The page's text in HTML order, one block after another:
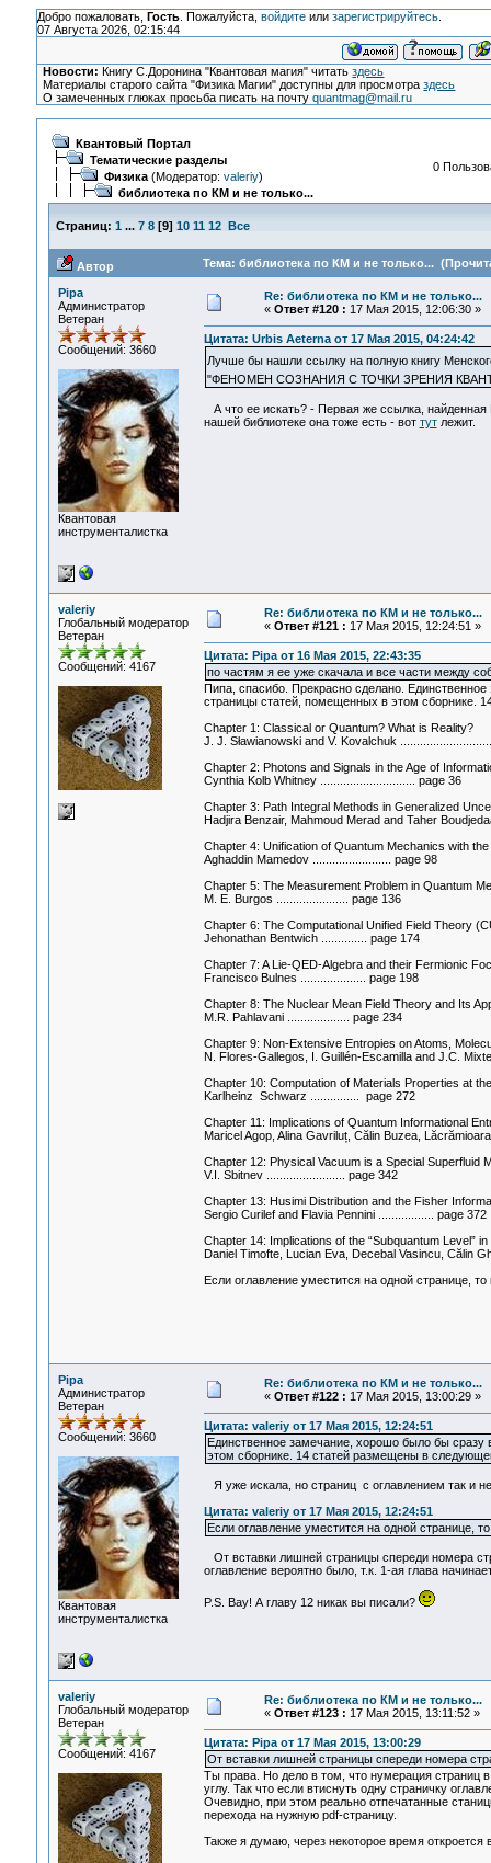
Добро пожаловать, Гость. Пожалуйста, войдитеили зарегистрируйтесь.
07 Августа 2026, 02:15:44
Новости: Книгу С.Доронина "Квантовая магия" читатьздесь
Материалы старого сайта "Физика Магии" доступны для просмотраздесь
О замеченных глюках просьба писать на почтуquantmag@mail.ru
Квантовый Портал
Тематические разделы
Физика(Модератор: valeriy)
библиотека по КМ и не только...
0
Страниц: 1 ... 7 8[9] 10 11 12 Все
Автор Тема: библиотека по КМ и не только...
Pipa
Администратор
Ветеран
Сообщений: 3660
Квантовая
инструменталистка
Re: библиотека по КМ и не только...
« Ответ #120 : 17 Мая 2015, 12:06:30 »
Цитата: Urbis Aeterna от 17 Мая 2015, 04:24:42
Лучше бы нашли ссылку на полную книгу
"ФЕНОМЕН СОЗНАНИЯ С ТОЧКИ ЗРЕНИЯ
А что ее искать? - Первая же ссылка, найденная
нашей библиотеке она тоже есть - вот тутлежит.
valeriy
Глобальный модератор
Ветеран
Сообщений: 4167
Re: библиотека по КМ и не только...
« Ответ #121 : 17 Мая 2015, 12:24:51 »
Цитата: Pipa от 16 Мая 2015, 22:43:35
по частям я ее уже скачала и все части между
Пипа, спасибо. Прекрасно сделано.
страницы статей, помещенных в этом сборнике.
Chapter 1: Classical or Quantum? What is Reality?
J. J. Sławianowski and V. Kovalchuk
Chapter 2: Photons and Signals in the Age of
Cynthia Kolb Whitney ............................. page 36
Chapter 3: Path Integral Methods in Generalized
Hadjira Benzair, Mahmoud Merad and Taher
Chapter 4: Unification of Quantum Mechanics with
Aghaddin Mamedov ........................ page 98
Chapter 5: The Measurement Problem in Quantum
M. E. Burgos ...................... page 136
Chapter 6: The Computational Unified Field Theory
Jehonathan Bentwich .............. page 174
Chapter 7: A Lie-QED-Algebra and their Fermionic
Francisco Bulnes .................... page 198
Chapter 8: The Nuclear Mean Field Theory and Its
M.R. Pahlavani ................... page 234
Chapter 9: Non-Extensive Entropies on Atoms,
N. Flores-Gallegos, I. Guillén-Escamilla and J.C.
Chapter 10: Computation of Materials Properties at
Karlheinz Schwarz ............... page 272
Chapter 11: Implications of Quantum Informational
Maricel Agop, Alina Gavriluț, Călin Buzea,
Chapter 12: Physical Vacuum is a Special Superfluid
V.I. Sbitnev ........................ page 342
Chapter 13: Husimi Distribution and the Fisher
Sergio Curilef and Flavia Pennini ................. page 372
Chapter 14: Implications of the “Subquantum Level”
Daniel Timofte, Lucian Eva, Decebal Vasincu, Călin
Если оглавление уместится на одной странице,
Pipa
Администратор
Ветеран
Сообщений: 3660
Квантовая
инструменталистка
Re: библиотека по КМ и не только...
« Ответ #122 : 17 Мая 2015, 13:00:29 »
Цитата: valeriy от 17 Мая 2015, 12:24:51
Единственное замечание, хорошо было бы сразу
этом сборнике. 14 статей размещены в
Я уже искала, но страниц с оглавлением так и
Цитата: valeriy от 17 Мая 2015, 12:24:51
Если оглавление уместится на одной странице,
От вставки лишней страницы спереди номера
оглавление вероятно было, т.к. 1-ая глава
P.S. Вау! А главу 12 никак вы писали?
valeriy
Глобальный модератор
Ветеран
Сообщений: 4167
Re: библиотека по КМ и не только...
« Ответ #123 : 17 Мая 2015, 13:11:52 »
Цитата: Pipa от 17 Мая 2015, 13:00:29
От вставки лишней страницы спереди номера
Ты права. Но дело в том, что нумерация страниц
углу. Так что если втиснуть одну страничку
Очевидно, при этом реально отпечатанные
перехода на нужную pdf-страницу.
Также я думаю, через некоторое время откроется